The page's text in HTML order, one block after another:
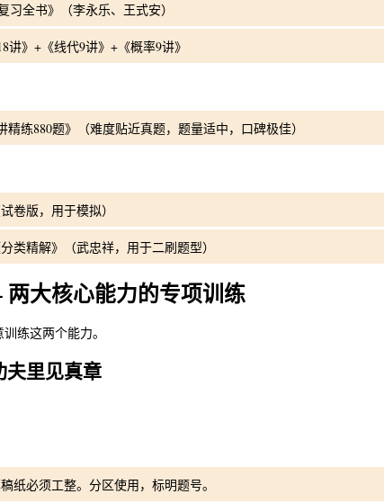
全书》（李永乐、王式安）
》+《线代9讲》+《概率9讲》
练880题》（难度贴近真题，题量适中，口碑极佳）
卷版，用于模拟）
类精解》（武忠祥，用于二刷题型）
大核心能力的专项训练
练这两个能力。
里见真章
纸必须工整。分区使用，标明题号。